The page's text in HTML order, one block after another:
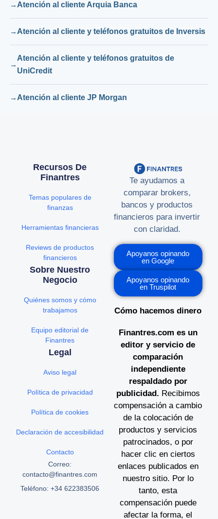
Atención al cliente Arquia Banca
Atención al cliente y teléfonos gratuitos de Inversis
Atención al cliente y teléfonos gratuitos de
UniCredit
Atención al cliente JP Morgan
Te ayudamos a
comparar brokers,
bancos y productos
financieros para invertir
con claridad.
Apoyanos opinando
en Google
Apoyanos opinando
en Truspilot
Cómo hacemos dinero
Finantres.com es un
editor y servicio de
comparación
independiente
respaldado por
publicidad. Recibimos
compensación a cambio
de la colocación de
productos y servicios
patrocinados, o por
hacer clic en ciertos
enlaces publicados en
nuestro sitio. Por lo
tanto, esta
compensación puede
afectar la forma, el
Recursos De
Finantres
Temas populares de
finanzas
Herramientas financieras
Reviews de productos
financieros
Sobre Nuestro
Negocio
Quiénes somos y cómo
trabajamos
Equipo editorial de
Finantres
Legal
Aviso legal
Política de privacidad
Política de cookies
Declaración de accesibilidad
Contacto
Correo:
contacto@finantres.com
Teléfono: +34 622383506